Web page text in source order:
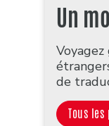
Un
Voyagez
de
Tous